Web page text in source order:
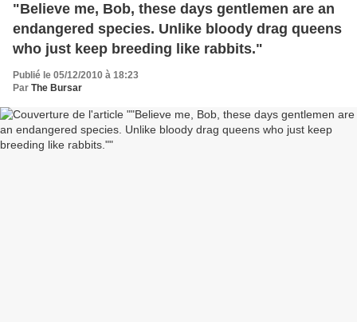
"Believe me, Bob, these days gentlemen are an
endangered species. Unlike bloody drag queens
who just keep breeding like rabbits."
Publié le 05/12/2010 à 18:23
Par The Bursar